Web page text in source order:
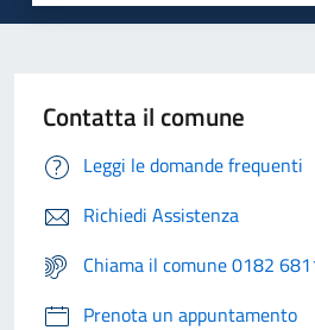
Contatta il comune
Leggi le domande frequenti
Richiedi Assistenza
Chiama il comune 0182
Prenota un appuntamento